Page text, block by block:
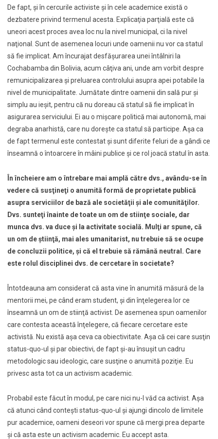
De fapt, şi în cercurile activiste şi în cele academice există o
dezbatere privind termenul acesta. Explicaţia parţială este că
uneori acest proces avea loc nu la nivel municipal, ci la nivel
naţional. Sunt de asemenea locuri unde oamenii nu vor ca statul
să fie implicat. Am încurajat desfăşurarea unei întâlniri la
Cochabamba din Bolivia, acum câţiva ani, unde am vorbit despre
remunicipalizarea şi preluarea controlului asupra apei potabile la
nivel de municipalitate. Jumătate dintre oamenii din sală pur şi
simplu au ieşit, pentru că nu doreau că statul să fie implicat în
asigurarea serviciului. Ei au o mişcare politică mai autonomă, mai
degraba anarhistă, care nu doreşte ca statul să participe. Aşa ca
de fapt termenul este contestat şi sunt diferite feluri de a gândi ce
înseamnă o întoarcere în mâini publice şi ce rol joacă statul în asta.
În încheiere am o întrebare mai amplă către dvs., avându-se în
vedere că susţineţi o anumită formă de proprietate publică
asupra serviciilor de bază ale societăţii şi ale comunităţilor.
Dvs. sunteţi înainte de toate un om de stiinţe sociale, dar
munca dvs. va duce şi la activitate socială. Mulţi ar spune, că
un om de ştiinţă, mai ales umanitarist, nu trebuie să se ocupe
de concluzii politice, şi că el trebuie să rămână neutral. Care
este rolul disciplinei dvs. de cercetare în societate?
Întotdeauna am considerat că asta vine în anumită măsură de la
mentorii mei, pe când eram student, şi din înţelegerea lor ce
înseamnă un om de stiinţă activist. De asemenea spun oamenilor
care contesta această înţelegere, că fiecare cercetare este
activistă. Nu există aşa ceva ca obiectivitate. Aşa că cei care susţin
status-quo-ul şi par obiectivi, de fapt şi-au însuşit un cadru
metodologic sau ideologic, care susţine o anumită poziţie. Eu
privesc asta tot ca un activism academic.
Probabil este făcut în modul, pe care nici nu-l văd ca activist. Aşa
că atunci când conteşti status-quo-ul şi ajungi dincolo de limitele
pur academice, oameni deseori vor spune că mergi prea departe
şi că asta este un activism academic. Eu accept asta.